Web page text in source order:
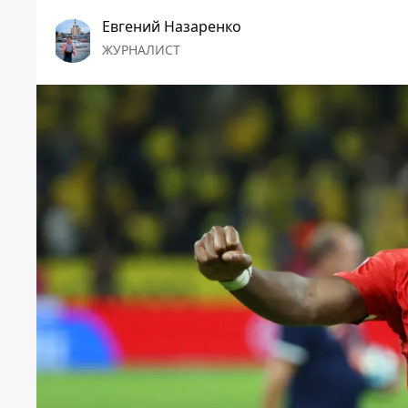
Евгений Назаренко
ЖУРНАЛИСТ